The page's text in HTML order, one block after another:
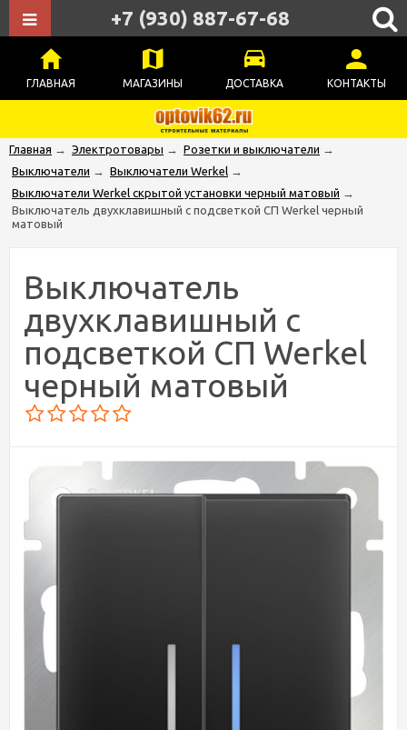
ГЛАВНАЯ МАГАЗИНЫ ДОСТАВКА КОНТАКТЫ
+7 (930) 887-67-68
Главная → Электротовары → Розетки и выключатели →
Выключатели → Выключатели Werkel →
Выключатели Werkel скрытой установки черный матовый →
Выключатель двухклавишный с подсветкой СП Werkel черный
матовый
Выключатель
двухклавишный с
подсветкой СП Werkel
черный матовый